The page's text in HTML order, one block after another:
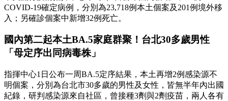
COVID-19確定病例，分別為23,718例本土個案及201例境外移
入；另確診個案中新增32例死亡。
國內第二起本土BA.5家庭群聚！台北30多歲男性
「母定序出同病毒株」
指揮中心1日公布一周BA.5定序結果，本土再增2例感染源不
明個案，分別為台北市30多歲的男性及女性，皆無半年內出國
紀錄，研判感染源來自社區，曾接種3劑與2劑疫苗，兩人各有